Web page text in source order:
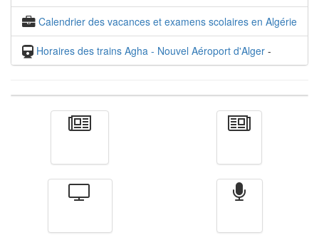
Calendrier des vacances et examens scolaires en Algérie
Horaires des trains Agha - Nouvel Aéroport d'Alger -